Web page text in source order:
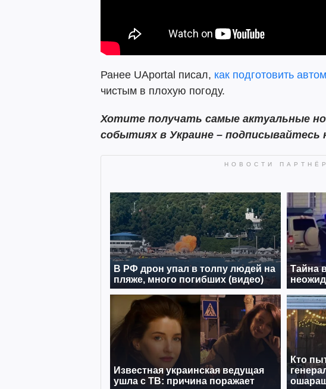
Ранее UAportal писал, как подготовить
чистым в плохую погоду.
Хотите получать самые актуальные
событиях в Украине – подписывайтесь